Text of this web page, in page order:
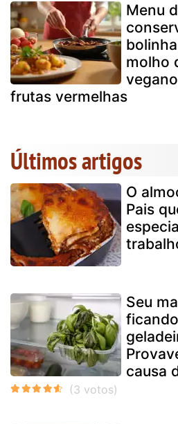
Menu
molho
frutas vermelhas
Últimos artigos
O
Pais
Seu
causa